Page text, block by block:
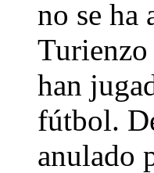
no se ha
han
fútbol.
anulado